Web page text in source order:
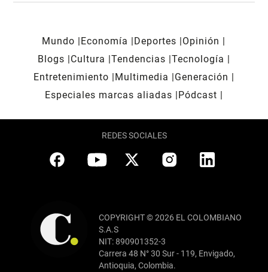
Mundo Economía Deportes
Opinión
Blogs
Cultura Tendencias Tecnología
Entretenimiento
Multimedia
Generación
Especiales marcas aliadas
Pódcast
REDES SOCIALES
COPYRIGHT © 2026 EL COLOMBIANO
S.A.S
NIT: 890901352-3
Carrera 48 N° 30 Sur - 119, Envigado,
Antioquia, Colombia.